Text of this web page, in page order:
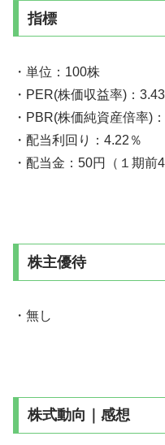
指標
・単位：100株
・PER(株価収益率)：
・PBR(株価純資産倍率)
・配当利回り：4.22％
・配当金：50円（１期前
株主優待
・無し
株式動向｜感想